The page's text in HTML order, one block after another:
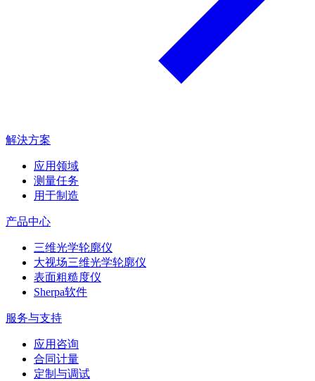
解決方案
应用领域
测量任务
用于制造
产品中心
三维光学轮廓仪
大视场三维光学轮廓仪
表面粗糙度仪
Sherpa软件
服务与支持
应用咨询
合同计量
定制与调试